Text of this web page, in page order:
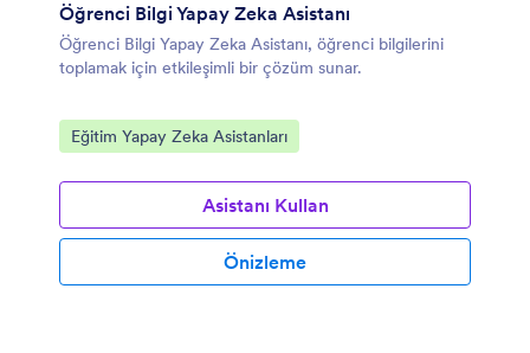
Öğrenci Bilgi Yapay Zeka Asistanı
Öğrenci Bilgi Yapay Zeka Asistanı, öğrenci bilgilerini
toplamak için etkileşimli bir çözüm sunar.
Kategoriye git:
Eğitim Yapay Zeka Asistanları
Asistanı Kullan
Önizleme